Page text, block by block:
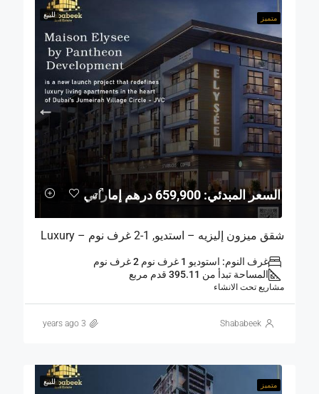
متميز للبيع
السعر المبدئي: 659,900 درهم إماراتي
شقق ميزون إليزيه – استديو, 1-2 غرف نوم – Luxury
غرف النوم: استوديو 1 غرف نوم 2 غرف نوم
المساحة تبدأ من 395.11 قدم مربع
مشاريع تحت الانشاء
Shababeek
3 years ago
متميز للبيع